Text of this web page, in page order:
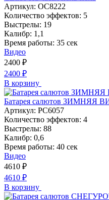
Артикул: ОС8222
Количество эффектов: 5
Выстрелы: 19
Калибр: 1,1
Время работы: 35 сек
Видео
2400 ₽
2400 ₽
В корзину
Батарея салютов ЗИМНЯЯ
Артикул: РС6057
Количество эффектов: 4
Выстрелы: 88
Калибр: 0,6
Время работы: 40 сек
Видео
4610 ₽
4610 ₽
В корзину